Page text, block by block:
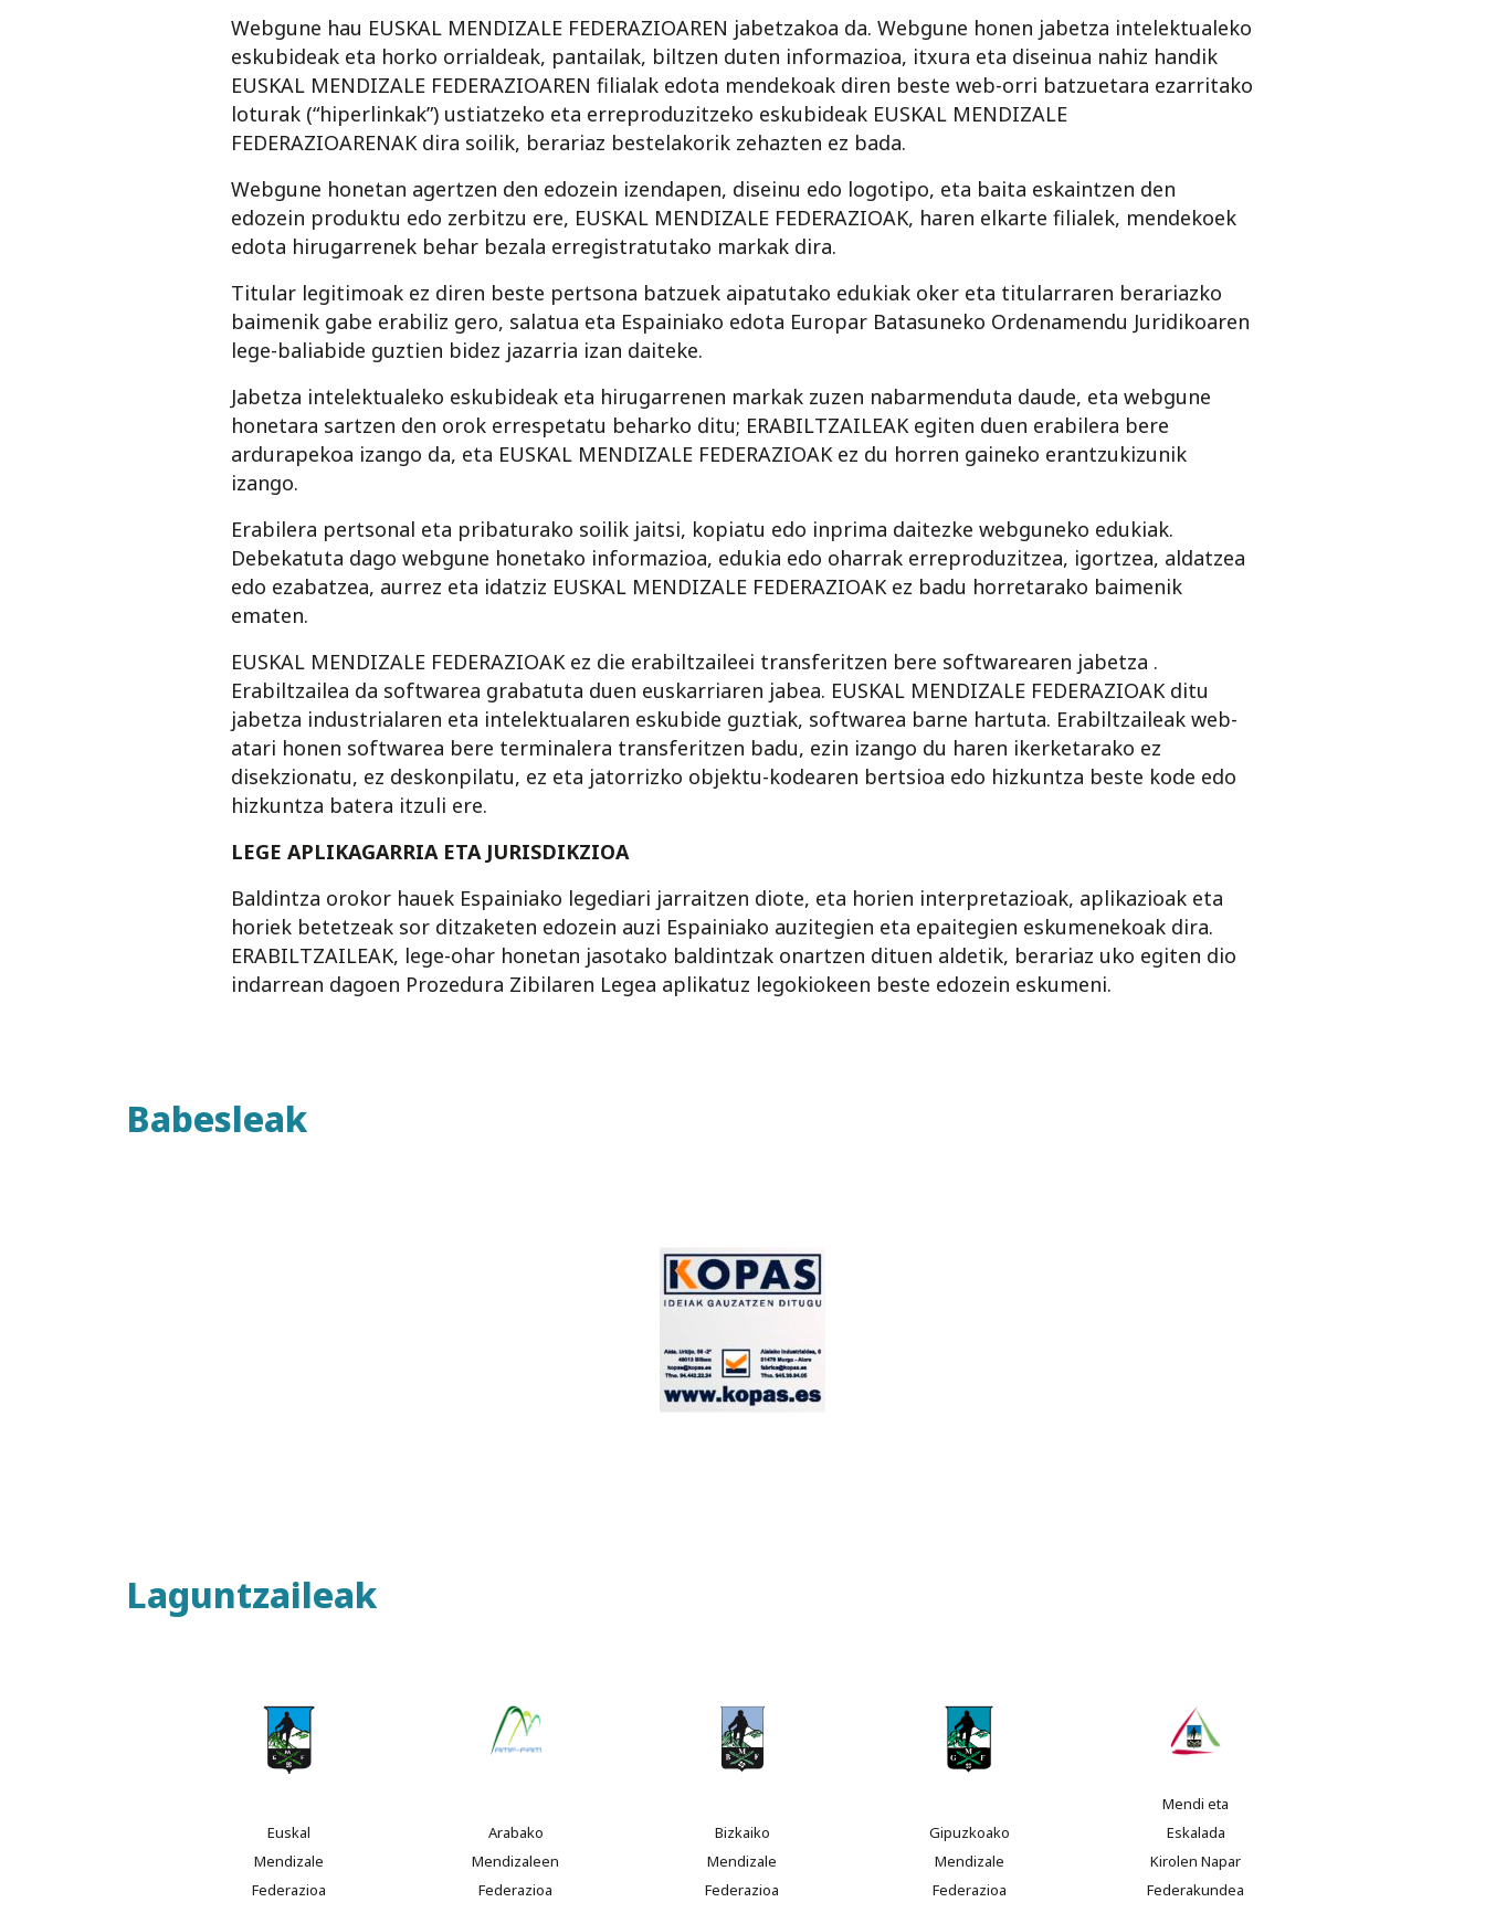
Webgune hau EUSKAL MENDIZALE FEDERAZIOAREN jabetzakoa da. Webgune honen jabetza intelektualeko
eskubideak eta horko orrialdeak, pantailak, biltzen duten informazioa, itxura eta diseinua nahiz handik
EUSKAL MENDIZALE FEDERAZIOAREN filialak edota mendekoak diren beste web-orri batzuetara ezarritako
loturak (“hiperlinkak”) ustiatzeko eta erreproduzitzeko eskubideak EUSKAL MENDIZALE
FEDERAZIOARENAK dira soilik, berariaz bestelakorik zehazten ez bada.
Webgune honetan agertzen den edozein izendapen, diseinu edo logotipo, eta baita eskaintzen den
edozein produktu edo zerbitzu ere, EUSKAL MENDIZALE FEDERAZIOAK, haren elkarte filialek, mendekoek
edota hirugarrenek behar bezala erregistratutako markak dira.
Titular legitimoak ez diren beste pertsona batzuek aipatutako edukiak oker eta titularraren berariazko
baimenik gabe erabiliz gero, salatua eta Espainiako edota Europar Batasuneko Ordenamendu Juridikoaren
lege-baliabide guztien bidez jazarria izan daiteke.
Jabetza intelektualeko eskubideak eta hirugarrenen markak zuzen nabarmenduta daude, eta webgune
honetara sartzen den orok errespetatu beharko ditu; ERABILTZAILEAK egiten duen erabilera bere
ardurapekoa izango da, eta EUSKAL MENDIZALE FEDERAZIOAK ez du horren gaineko erantzukizunik
izango.
Erabilera pertsonal eta pribaturako soilik jaitsi, kopiatu edo inprima daitezke webguneko edukiak.
Debekatuta dago webgune honetako informazioa, edukia edo oharrak erreproduzitzea, igortzea, aldatzea
edo ezabatzea, aurrez eta idatziz EUSKAL MENDIZALE FEDERAZIOAK ez badu horretarako baimenik
ematen.
EUSKAL MENDIZALE FEDERAZIOAK ez die erabiltzaileei transferitzen bere softwarearen jabetza .
Erabiltzailea da softwarea grabatuta duen euskarriaren jabea. EUSKAL MENDIZALE FEDERAZIOAK ditu
jabetza industrialaren eta intelektualaren eskubide guztiak, softwarea barne hartuta. Erabiltzaileak web-
atari honen softwarea bere terminalera transferitzen badu, ezin izango du haren ikerketarako ez
disekzionatu, ez deskonpilatu, ez eta jatorrizko objektu-kodearen bertsioa edo hizkuntza beste kode edo
hizkuntza batera itzuli ere.
LEGE APLIKAGARRIA ETA JURISDIKZIOA
Baldintza orokor hauek Espainiako legediari jarraitzen diote, eta horien interpretazioak, aplikazioak eta
horiek betetzeak sor ditzaketen edozein auzi Espainiako auzitegien eta epaitegien eskumenekoak dira.
ERABILTZAILEAK, lege-ohar honetan jasotako baldintzak onartzen dituen aldetik, berariaz uko egiten dio
indarrean dagoen Prozedura Zibilaren Legea aplikatuz legokiokeen beste edozein eskumeni.
Babesleak
Laguntzaileak
Euskal
Mendizale
Federazioa
Arabako
Mendizaleen
Federazioa
Bizkaiko
Mendizale
Federazioa
Gipuzkoako
Mendizale
Federazioa
Mendi eta
Eskalada
Kirolen Napar
Federakundea